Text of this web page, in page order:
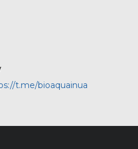
t.me/bioaquainua